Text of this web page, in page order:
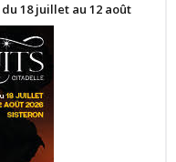
18 juillet au 12 août